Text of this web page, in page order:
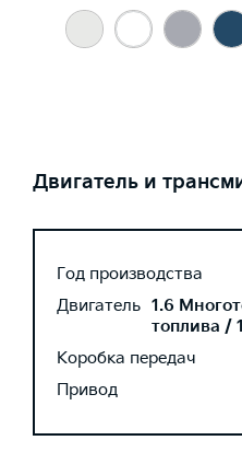
Двигатель и
Год производства
Двигатель 1.6
топлива /
Коробка передач
Привод